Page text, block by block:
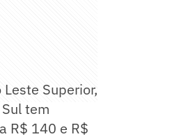
Superior,
tem
R$ 140 e R$